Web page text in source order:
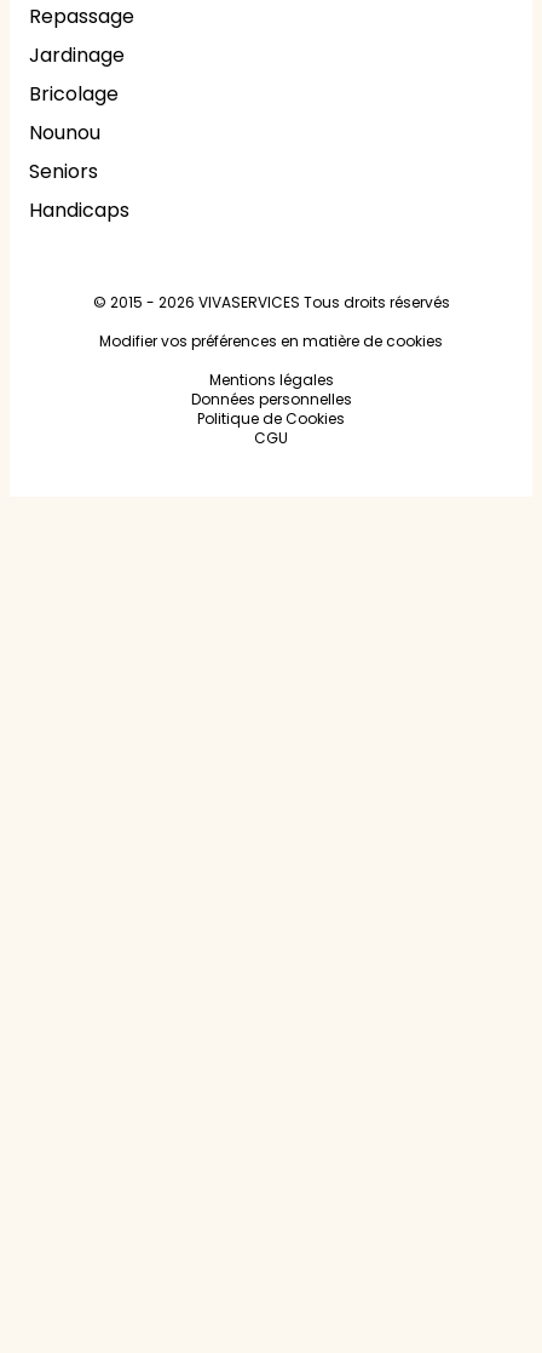
Repassage
Jardinage
Bricolage
Nounou
Seniors
Handicaps
© 2015 - 2026 VIVASERVICES Tous droits réservés
Modifier vos préférences en matière de cookies
Mentions légales
Données personnelles
Politique de Cookies
CGU